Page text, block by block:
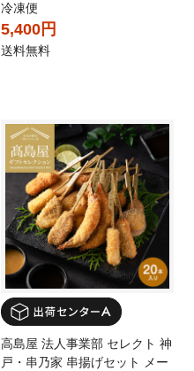
冷凍便
5,400円
送料無料
高島屋 法人事業部 セレクト 神
戸・串乃家 串揚げセット メー